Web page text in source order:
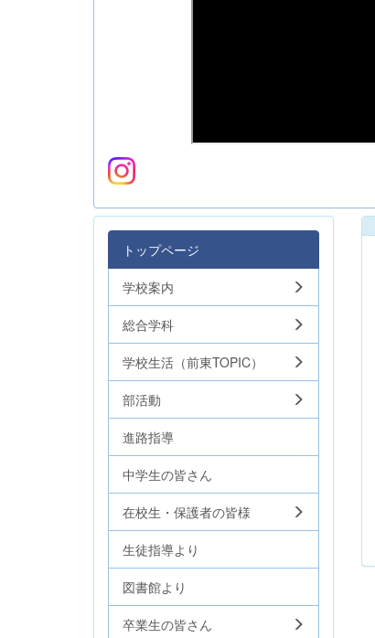
トップページ
学校案内
総合学科
学校生活（前東TOPIC）
部活動
進路指導
中学生の皆さん
在校生・保護者の皆様
生徒指導より
図書館より
卒業生の皆さん